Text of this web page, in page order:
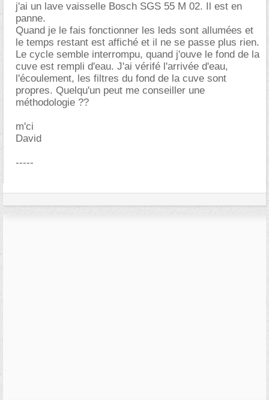
j'ai un lave vaisselle Bosch SGS 55 M 02. Il est en
panne.
Quand je le fais fonctionner les leds sont allumées et
le temps restant est affiché et il ne se passe plus rien.
Le cycle semble interrompu, quand j'ouve le fond de la
cuve est rempli d'eau. J'ai vérifé l'arrivée d'eau,
l'écoulement, les filtres du fond de la cuve sont
propres. Quelqu'un peut me conseiller une
méthodologie ??
m'ci
David
-----